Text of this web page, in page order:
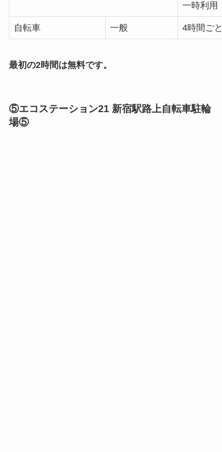
一時利用
自転車 一般 4時間ご
最初の2時間は無料です。
⑤エコステーション21 新宿駅路上自転車駐輪
場⑤